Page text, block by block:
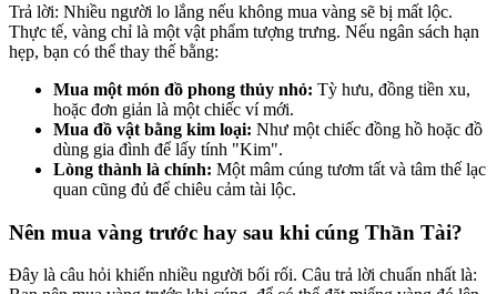
Trả lời: Nhiều người lo lắng nếu không mua vàng sẽ bị mất lộc.
Thực tế, vàng chỉ là một vật phẩm tượng trưng. Nếu ngân sách hạn
hẹp, bạn có thể thay thế bằng:
Mua một món đồ phong thủy nhỏ: Tỳ hưu, đồng tiền xu,
hoặc đơn giản là một chiếc ví mới.
Mua đồ vật bằng kim loại: Như một chiếc đồng hồ hoặc đồ
dùng gia đình để lấy tính "Kim".
Lòng thành là chính: Một mâm cúng tươm tất và tâm thế lạc
quan cũng đủ để chiêu cảm tài lộc.
Nên mua vàng trước hay sau khi cúng Thần Tài?
Đây là câu hỏi khiến nhiều người bối rối. Câu trả lời chuẩn nhất là: